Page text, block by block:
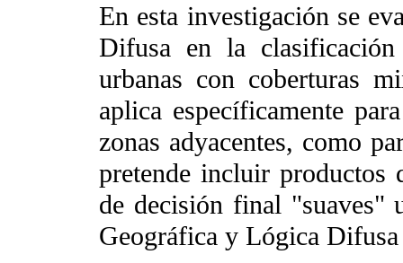
En esta investigación se
Difusa en la clasificación
urbanas con coberturas
aplica específicamente
zonas adyacentes, como
pretende incluir productos
de decisión final "suaves"
Geográfica y Lógica